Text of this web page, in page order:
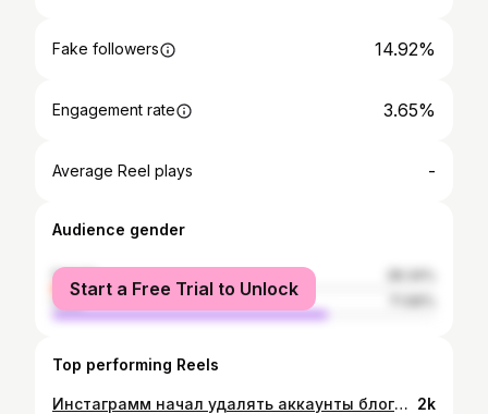
Fake followers 14.92%
Engagement rate 3.65%
Average Reel plays -
Audience gender
female
male
Start a Free Trial to Unlock
Top performing Reels
Инстаграмм начал удалять аккаунты блогеров миллионников, которые рекламировали ставки!! Амиран задергался))) За этим стоит огромная работа!! Моя и других людей!! Вы наверное заметили, что это совпало с возвращением мне моего аккаунта @andreykovalev_russia ...Я надеюсь, что в ближайшее время будут заблокированы аккаунты всех аферистов ..ставочников, МЛМщиков, пирамидщиков, инфоцыган и тп...Надеюсь, что и правоохранительные органы примутся за жуликов... Помогайте мне, друзья, в этой тяжелой работе.. ⠀ Подписывайтесь на мой YouTube-канал Ассенизатор, на телеграм Андрей Ковалев (ссылки в шапке профиля) и на Инстаграм усадьбы Гребнево @usadba.grebnevo !! ⠀ #андрейковалев 2k